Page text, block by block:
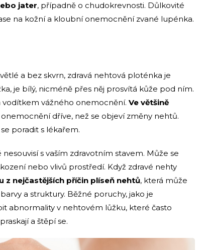
jater, případně o chudokrevnosti. Důlkovité
na kožní a kloubní onemocnění zvané lupénka.
a bez skvrn, zdravá nehtová ploténka je
je bílý, nicméně přes něj prosvítá kůže pod ním.
vodítkem vážného onemocnění. Ve většině
onemocnění dříve, než se objeví změny nehtů.
poradit s lékařem.
s vaším zdravotním stavem. Může se
nebo vlivů prostředí. Když zdravé nehty
z nejčastějších příčin plíseň nehtů, která může
a struktury. Běžné poruchy, jako je
abnormality v nehtovém lůžku, které často
a štěpí se.